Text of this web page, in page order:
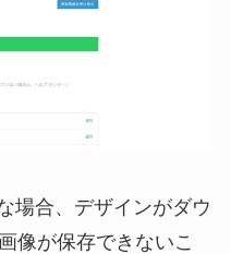
場合、デザインがダウ
像が保存できないこ